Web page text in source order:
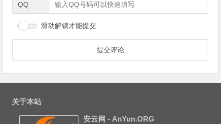
QQ
滑动解锁才能提交
关于本站
安云网 - AnYun.ORG